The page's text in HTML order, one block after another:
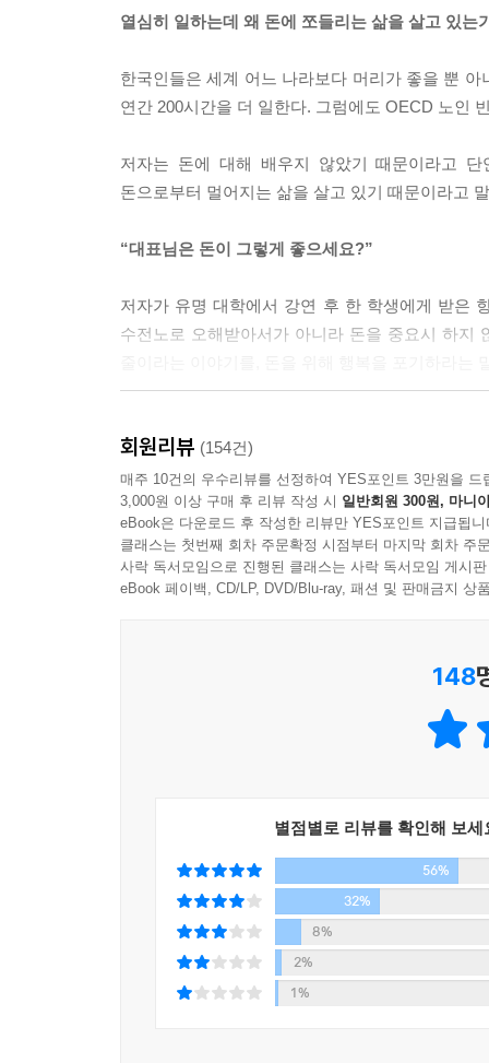
매스컴에서도 “돈이 없어도 행복할 수 있다.” “행
다. 그 누구도 그렇게 사는 건 원하지 않을 것이다.
--- p.26
돈 때문에’ 원하지 않은 일을 하면서 어려운 여생
--- p.29
‘우리 아이가 혹 다른 아이에게 뒤처질까 걱정되
앗고 국가적으로도 큰 손해를 끼치는 사교육비 지
은 결국 옆집 아이 때문이라는 이야기 아닌가!
작되기 때문에 손해다. 반드시 필요한 상황이 아
이다. 이것이 우리 모두가 다 아는 세계적인 부자,
--- p.43
돈이 없고 월급이 적다고 불평하면서도 조금만 돈
빚을 지면서까지 해외여행을 당연시한다. 그런 한
금융문맹은 많은 돈을 번 사람도 파산하게 만든
다. 돈이 일하게 하는 현명함, 즉 금융을 이해하는
금융문맹은 질병, 그것도 악성 전염병이다. 한 사
급기야 국가경쟁력까지도 갉아먹는 전염병 말이
열심히 일하는데 왜 돈에 쪼들리는 삶을 살고 있는
한국인들은 세계 어느 나라보다 머리가 좋을 뿐
연간 200시간을 더 일한다. 그럼에도 OECD 노인
저자는 돈에 대해 배우지 않았기 때문이라고
돈으로부터 멀어지는 삶을 살고 있기 때문이라고
“대표님은 돈이 그렇게 좋으세요?”
저자가 유명 대학에서 강연 후 한 학생에게 받은
수전노로 오해받아서가 아니라 돈을 중요시 하지
최초의 외국인 전용 한국 펀드인 ‘코리아펀드’
수익률을 기록해 업계의 전설로 회자되는 저자
모습이었다. 메리츠자산운용 직원들조차 노후준
주식투자 동아리는 투자를 공부하는 곳이 아니라
위해 담임 선생님이 초청한 강연회가 교장 선생
저자는 경제독립을 위해서는 금융문맹의 늪에서
평범한 사람들이 부자가 되려면? - 부자가 되기 위
부를 파괴하는 라이프스타일보다 부를 창조하는
않은 소비를 위해 거리낌 없이 돈을 쓰는 것이
등. 일반인들은 사교육비, 식료품, 외식비에 전
회원리뷰 (154건)
매주 10건의 우수리뷰를 선정하여 YES포인트 3만원을 드
3,000원 이상 구매 후 리뷰 작성 시 일반회원 300원, 마니
eBook은 다운로드 후 작성한 리뷰만 YES포인트 지급됩니
클래스는 첫번째 회차 주문확정 시점부터 마지막 회차 주
사락 독서모임으로 진행된 클래스는 사락 독서모임 게시
eBook 페이백, CD/LP, DVD/Blu-ray, 패션 및 판매금지 상
148
별점별로 리뷰를 확인해 보세
56%
32%
8%
2%
1%